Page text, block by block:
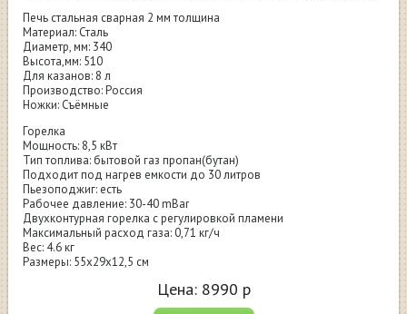
Печь стальная сварная 2 мм толщина
Материал: Сталь
Диаметр, мм: 340
Высота,мм: 510
Для казанов: 8 л
Производство: Россия
Ножки: Съёмные
Горелка
Мощность: 8,5 кВт
Тип топлива: бытовой газ пропан(бутан)
Подходит под нагрев емкости до 30 литров
Пьезоподжиг: есть
Рабочее давление: 30-40 mBar
Двухконтурная горелка с регулировкой пламени
Максимальный расход газа: 0,71 кг/ч
Вес: 4.6 кг
Размеры: 55х29х12,5 см
Цена: 8990 р